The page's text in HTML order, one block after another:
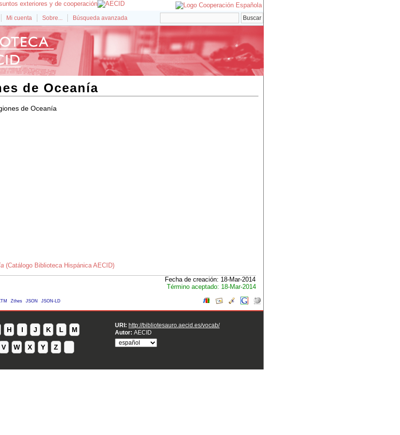
Mi cuenta Sobre... Búsqueda avanzada
de Oceanía
de Oceanía
(Catálogo Biblioteca Hispánica AECID)
Fecha de creación: 18-Mar-2014
Término aceptado: 18-Mar-2014
Zthes JSON JSON-LD
H I J K L M
V W X Y Z
URI: http://bibliotesauro.aecid.es/vocab/
Autor: AECID